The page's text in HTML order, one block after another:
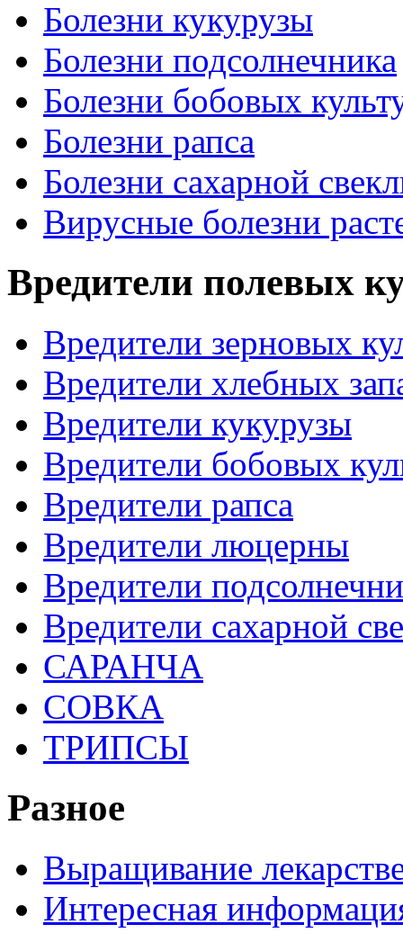
Болезни кукурузы
Болезни подсолнечника
Болезни бобовых
Болезни рапса
Болезни сахарной
Вирусные болезни
Вредители полевых
Вредители зерновых
Вредители хлебных
Вредители кукурузы
Вредители бобовых
Вредители рапса
Вредители люцерны
Вредители
Вредители сахарной
САРАНЧА
СОВКА
ТРИПСЫ
Разное
Выращивание
Интересная